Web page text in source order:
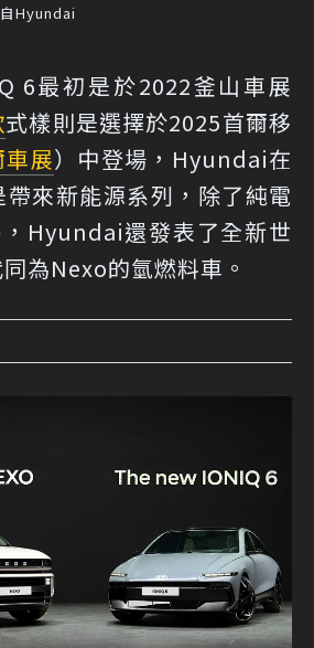
Hyundai
6最初是於2022釜山車展
式樣則是選擇於2025首爾移
車展）中登場，Hyundai在
來新能源系列，除了純電
Hyundai還發表了全新世
為Nexo的氫燃料車。